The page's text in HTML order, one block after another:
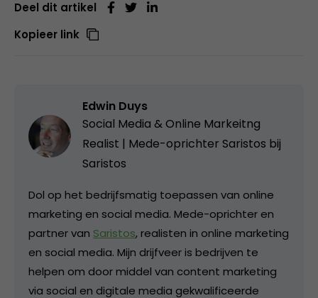
Deel dit artikel
Kopieer link
Edwin Duys
Social Media & Online Markeitng
Realist | Mede-oprichter Saristos bij
Saristos
Dol op het bedrijfsmatig toepassen van online
marketing en social media. Mede-oprichter en
partner van Saristos, realisten in online marketing
en social media. Mijn drijfveer is bedrijven te
helpen om door middel van content marketing
via social en digitale media gekwalificeerde